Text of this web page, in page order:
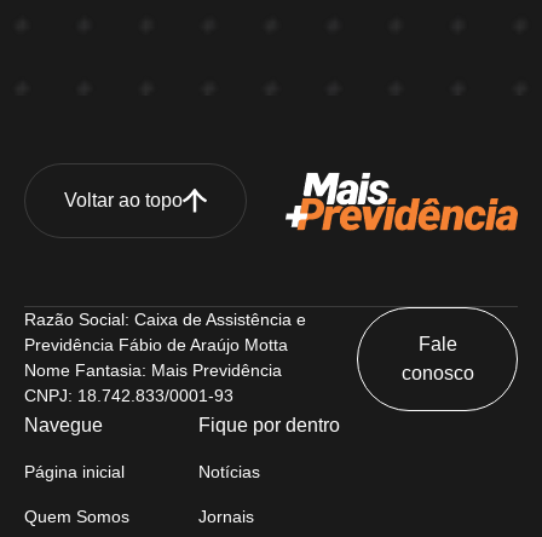
Voltar ao topo
Razão Social: Caixa de Assistência e
Previdência Fábio de Araújo Motta
Nome Fantasia: Mais Previdência
CNPJ: 18.742.833/0001-93
Fale
conosco
Navegue
Página inicial
Quem Somos
Fique por dentro
Notícias
Jornais